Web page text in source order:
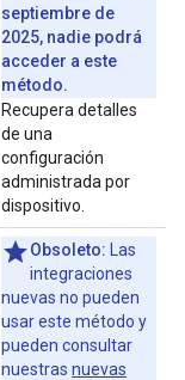
septiembre de
2025, nadie podrá
acceder a este
método.
Recupera detalles
de una
configuración
administrada por
dispositivo.
Obsoleto: Las
integraciones
nuevas no pueden
usar este método y
pueden consultar
nuestras nuevas